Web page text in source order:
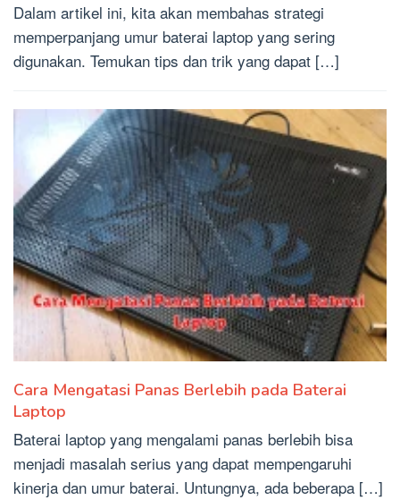
Dalam artikel ini, kita akan membahas strategi
memperpanjang umur baterai laptop yang sering
digunakan. Temukan tips dan trik yang dapat […]
Cara Mengatasi Panas Berlebih pada Baterai
Laptop
Baterai laptop yang mengalami panas berlebih bisa
menjadi masalah serius yang dapat mempengaruhi
kinerja dan umur baterai. Untungnya, ada beberapa […]